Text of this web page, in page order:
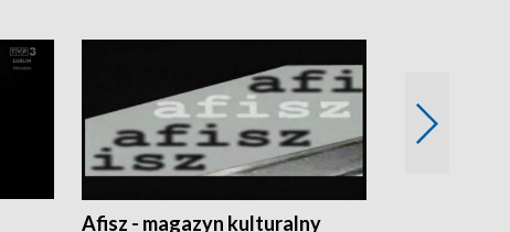
Afisz - magazyn kulturalny